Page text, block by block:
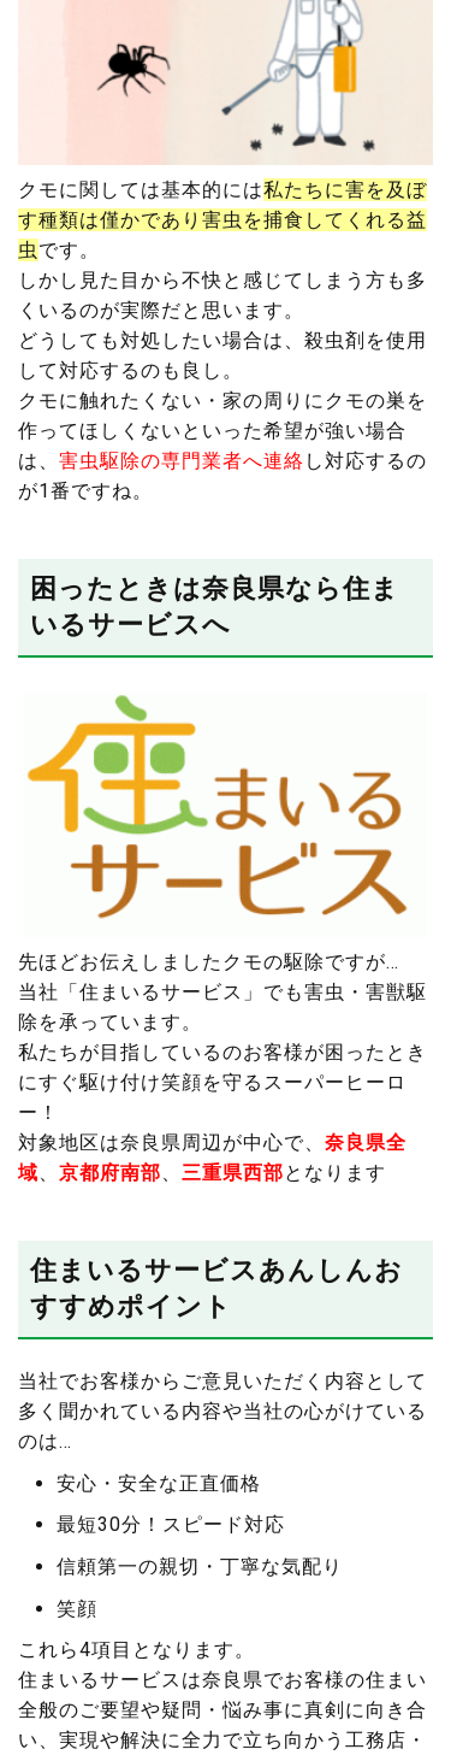
クモに関しては基本的には私たちに害を及ぼ
す種類は僅かであり害虫を捕食してくれる益
虫です。
しかし見た目から不快と感じてしまう方も多
くいるのが実際だと思います。
どうしても対処したい場合は、殺虫剤を使用
して対応するのも良し。
クモに触れたくない・家の周りにクモの巣を
作ってほしくないといった希望が強い場合
は、 害虫駆除の専門業者へ連絡 し対応するの
が1番ですね。
困ったときは奈良県なら住ま
いるサービスへ
先ほどお伝えしましたクモの駆除ですが…
当社「住まいるサービス」でも害虫・害獣駆
除を承っています。
私たちが目指しているのお客様が困ったとき
にすぐ駆け付け笑顔を守るスーパーヒーロ
ー！
対象地区は奈良県周辺が中心で、 奈良県全
域、 京都府南部、 三重県西部となります
住まいるサービスあんしんお
すすめポイント
当社でお客様からご意見いただく内容として
多く聞かれている内容や当社の心がけている
のは…
安心・安全な正直価格
最短30分！スピード対応
信頼第一の親切・丁寧な気配り
笑顔
これら4項目となります。
住まいるサービスは奈良県でお客様の住まい
全般のご要望や疑問・悩み事に真剣に向き合
い、実現や解決に全力で立ち向かう工務店・